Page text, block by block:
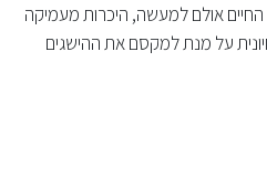
החיים אולם למעשה, היכרות מעמיקה
על מנת למקסם את ההישגים